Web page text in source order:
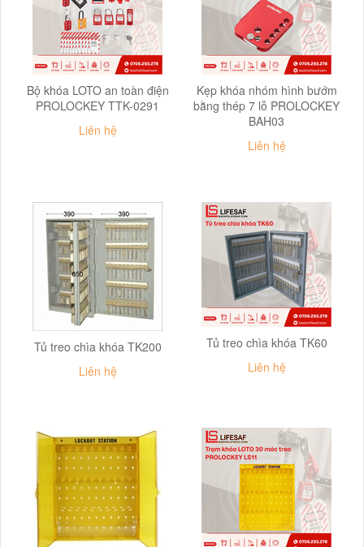
Bộ khóa LOTO an toàn điện
PROLOCKEY TTK-0291
Liên hệ
Kẹp khóa nhóm hình bướm
bằng thép 7 lỗ PROLOCKEY
BAH03
Liên hệ
Tủ treo chìa khóa TK200
Liên hệ
Tủ treo chìa khóa TK60
Liên hệ